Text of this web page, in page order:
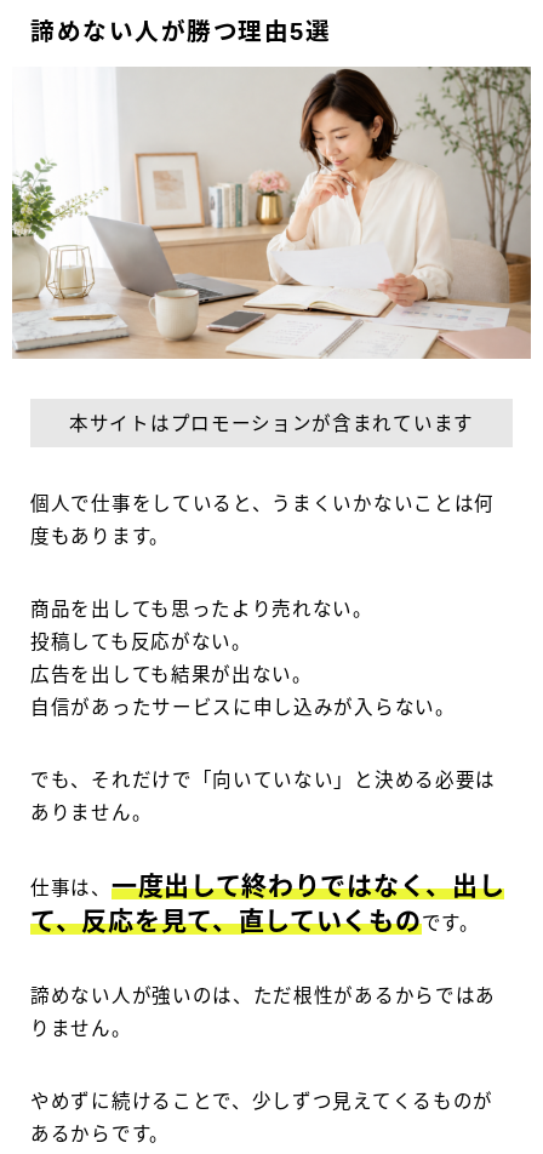
諦めない人が勝つ理由5選
本サイトはプロモーションが含まれています
個人で仕事をしていると、うまくいかないことは何
度もあります。
商品を出しても思ったより売れない。
投稿しても反応がない。
広告を出しても結果が出ない。
自信があったサービスに申し込みが入らない。
でも、それだけで「向いていない」と決める必要は
ありません。
仕事は、 一度出して終わりではなく、出し
て、反応を見て、直していくものです。
諦めない人が強いのは、ただ根性があるからではあ
りません。
やめずに続けることで、少しずつ見えてくるものが
あるからです。